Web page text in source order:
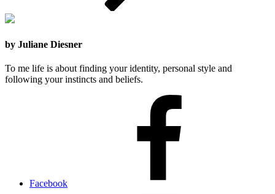
by Juliane Diesner
To me life is about finding your identity, personal style and
following your instincts and beliefs.
Facebook